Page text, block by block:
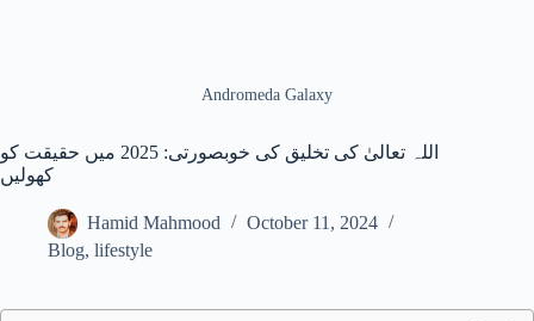
Andromeda Galaxy
اللہ تعالیٰ کی تخلیق کی خوبصورتی: 2025 میں حقیقت کو
کھولیں
Hamid Mahmood
October 11, 2024
Blog, lifestyle